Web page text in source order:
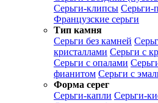
Серьги-клипсы Серьги-
Французские серьги
Тип камня
Серьги без камней
кристаллами Серьги с
Серьги с опалами
фианитом Серьги с
Форма серег
Серьги-капли Серьги-